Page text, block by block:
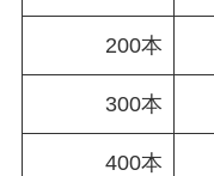
200本
300本
400本